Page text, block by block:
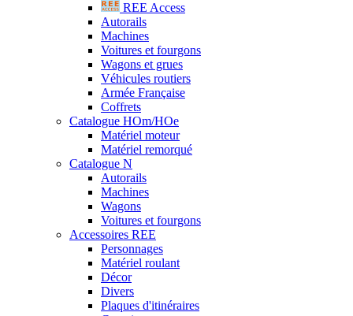
REE Access
Autorails
Machines
Voitures et fourgons
Wagons et grues
Véhicules routiers
Armée Française
Coffrets
Catalogue HOm/HOe
Matériel moteur
Matériel remorqué
Catalogue N
Autorails
Machines
Wagons
Voitures et fourgons
Accessoires REE
Personnages
Matériel roulant
Décor
Divers
Plaques d'itinéraires